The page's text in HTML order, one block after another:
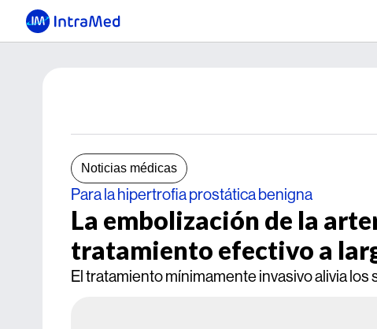
Noticias médicas
Para la hipertrofia prostática benigna
La embolización de la
tratamiento efectivo a
El tratamiento mínimamente invasivo alivia